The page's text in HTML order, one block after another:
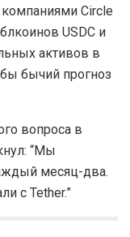
Circle
USDC и
активов в
бычий прогноз
вопроса в
“Мы
месяц-два.
с Tether.”